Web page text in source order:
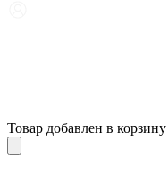
Товар добавлен в корзину